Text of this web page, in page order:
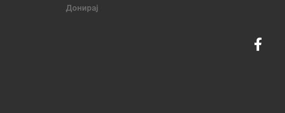
Донирај